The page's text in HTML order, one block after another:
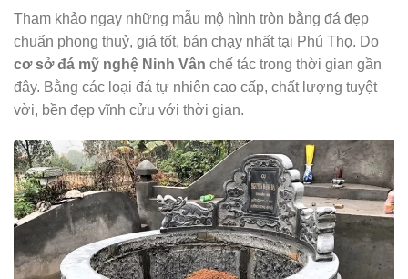
Tham khảo ngay những mẫu mộ hình tròn bằng đá đẹp
chuẩn phong thuỷ, giá tốt, bán chạy nhất tại Phú Thọ. Do
cơ sở đá mỹ nghệ Ninh Vân chế tác trong thời gian gần
đây. Bằng các loại đá tự nhiên cao cấp, chất lượng tuyệt
vời, bền đẹp vĩnh cửu với thời gian.